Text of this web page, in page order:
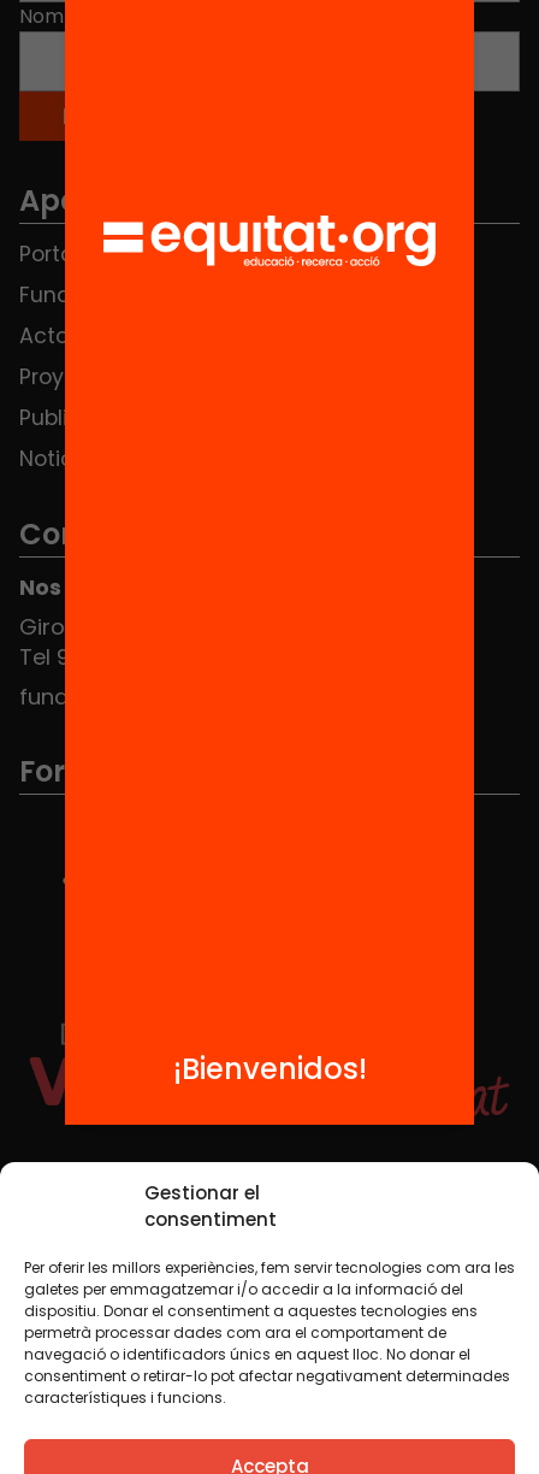
Gestionar el
consentiment
Per oferir les millors experiències, fem servir tecnologies com ara les
galetes per emmagatzemar i/o accedir a la informació del
dispositiu. Donar el consentiment a aquestes tecnologies ens
permetrà processar dades com ara el comportament de
navegació o identificadors únics en aquest lloc. No donar el
consentiment o retirar-lo pot afectar negativament determinades
característiques i funcions.
Accepta
Nombre
Apartados
Portada
Fundación
Actos
Proyectos
Publicaciones y vídeos
Noticias
FAQS
Contacto
Nos puedes encontrar en el HUB Social
Girona 34, interior 08010 Barcelona
Tel 934 588 700
fundacio@equitat.org
Formamos parte de...
Redes sociales
TWT YTB IG FB IN
Aviso legalPolítica de cookies
Creemos que el conocimiento debe compartirse. Por eso
utilizamos una licencia Creative Commons, salvo que en
¡Bienvenidos!